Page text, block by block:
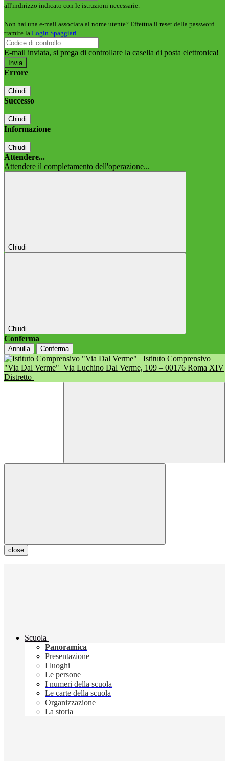
all'indirizzo indicato con le istruzioni necessarie.
Non hai una e-mail associata al nome utente? Effettua il reset della password
tramite la Login Spaggiari
E-mail inviata, si prega di controllare la casella di posta elettronica!
Errore
Chiudi
Successo
Chiudi
Informazione
Chiudi
Attendere...
Attendere il completamento dell'operazione...
Chiudi
Chiudi
Conferma
Annulla Conferma
Istituto Comprensivo
"Via Dal Verme" Via Luchino Dal Verme, 109 – 00176 Roma XIV
Distretto
close
Scuola
Panoramica
Presentazione
I luoghi
Le persone
I numeri della scuola
Le carte della scuola
Organizzazione
La storia